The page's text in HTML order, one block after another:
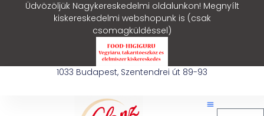
Üdvözöljük Nagykereskedelmi oldalunkon! Megnyílt
kiskereskedelmi webshopunk is (csak
csomagküldéssel)
1033 Budapest, Szentendrei út 89-93